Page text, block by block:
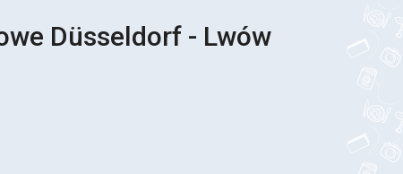
Düsseldorf - Lwów